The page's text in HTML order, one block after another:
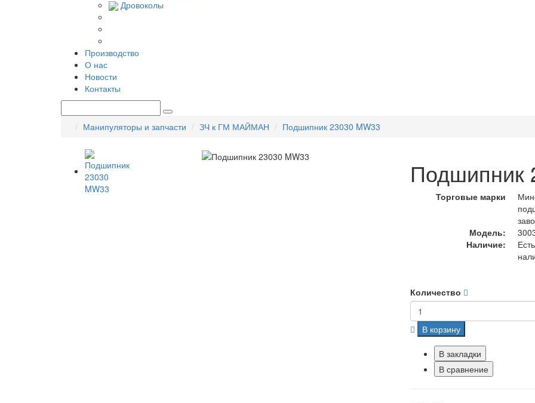
Дровоколы
Производство
О нас
Новости
Контакты
Манипуляторы и запчасти ЗЧ к ГМ МАЙМАН Подшипник 23030 MW33
Подшипник
Торговые марки
Модель:
Наличие:
Количество
В корзину
В закладки
В сравнение